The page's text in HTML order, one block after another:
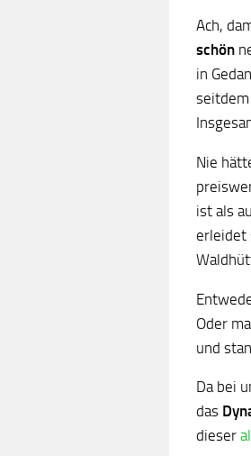
Ach,
schön
in
Nie
ist als
erleidet
Oder
und
Da bei
das
dieser